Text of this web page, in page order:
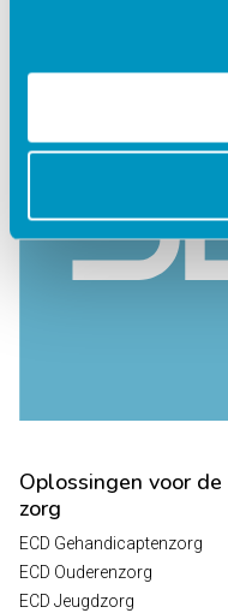
Oplossingen voor de
zorg
ECD Gehandicaptenzorg
ECD Ouderenzorg
ECD Jeugdzorg